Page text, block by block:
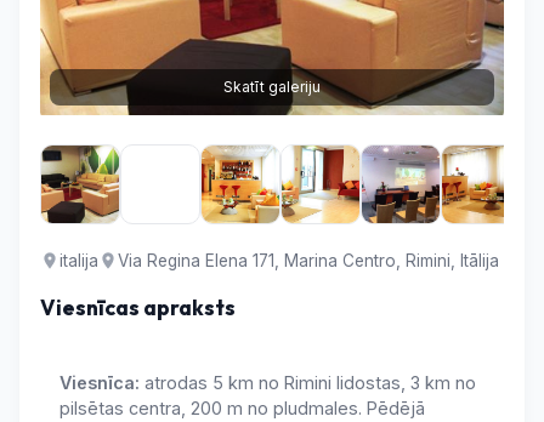
Skatīt galeriju
italija Via Regina Elena 171, Marina Centro, Rimini, Itālija
Viesnīcas apraksts
Viesnīca: atrodas 5 km no Rimini lidostas, 3 km no
pilsētas centra, 200 m no pludmales. Pēdējā